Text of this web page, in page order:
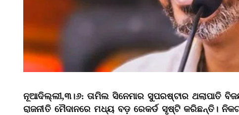
ନୂଆଦିଲ୍ଲୀ,୩।୬: ତାମିଲ ସିନେମାର ସୁପରଷ୍ଟାର ଥଲାପାତି
ରାଜନୀତି ମୈଦାନରେ ମଧ୍ୟ ବଡ଼ ରେକର୍ଡ ସୃଷ୍ଟି କରିଛନ୍ତି।